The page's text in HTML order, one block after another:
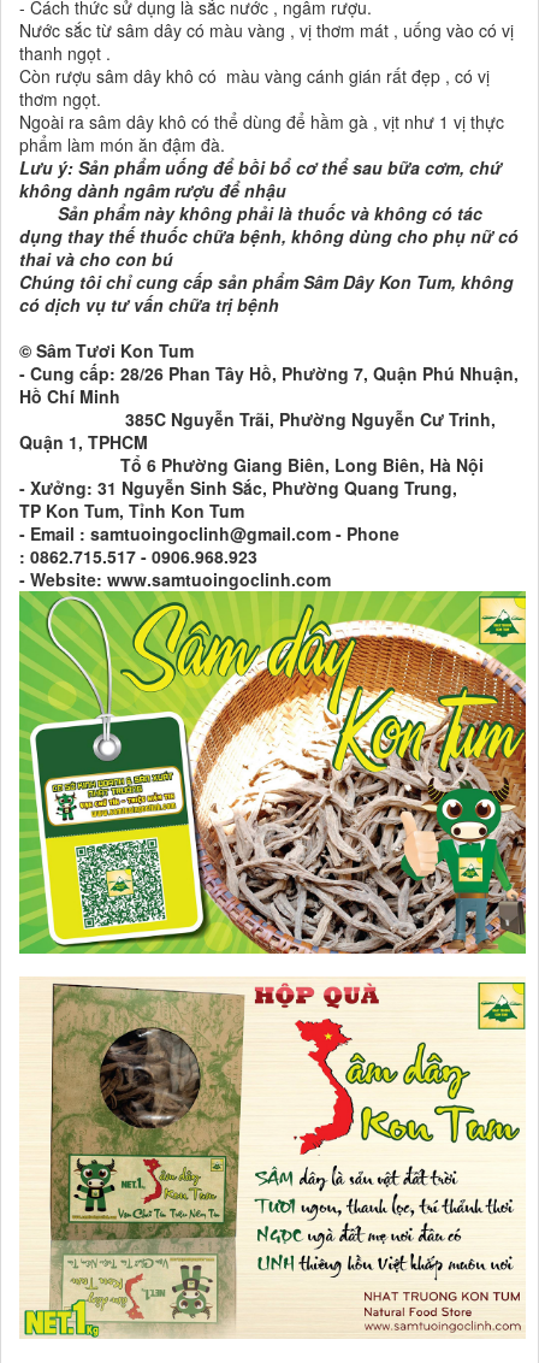
- Cách thức sử dụng là sắc nước , ngâm rượu.
Nước sắc từ sâm dây có màu vàng , vị thơm mát , uống vào có vị
thanh ngọt .
Còn rượu sâm dây khô có màu vàng cánh gián rất đẹp , có vị
thơm ngọt.
Ngoài ra sâm dây khô có thể dùng để hầm gà , vịt như 1 vị thực
phẩm làm món ăn đậm đà.
Lưu ý: Sản phẩm uống để bồi bổ cơ thể sau bữa cơm, chứ
không dành ngâm rượu để nhậu
Sản phẩm này không phải là thuốc và không có tác
dụng thay thế thuốc chữa bệnh, không dùng cho phụ nữ có
thai và cho con bú
Chúng tôi chỉ cung cấp sản phẩm Sâm Dây Kon Tum, không
có dịch vụ tư vấn chữa trị bệnh
© Sâm Tươi Kon Tum
- Cung cấp: 28/26 Phan Tây Hồ, Phường 7, Quận Phú Nhuận,
Hồ Chí Minh
385C Nguyễn Trãi, Phường Nguyễn Cư Trinh,
Quận 1, TPHCM
Tổ 6 Phường Giang Biên, Long Biên, Hà Nội
- Xưởng: 31 Nguyễn Sinh Sắc, Phường Quang Trung,
TP Kon Tum, Tỉnh Kon Tum
- Email : samtuoingoclinh@gmail.com - Phone
: 0862.715.517 - 0906.968.923
- Website: www.samtuoingoclinh.com